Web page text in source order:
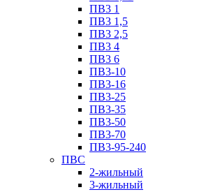
ПВ3 1
ПВ3 1,5
ПВ3 2,5
ПВ3 4
ПВ3 6
ПВ3-10
ПВ3-16
ПВ3-25
ПВ3-35
ПВ3-50
ПВ3-70
ПВ3-95-240
ПВС
2-жильный
3-жильный